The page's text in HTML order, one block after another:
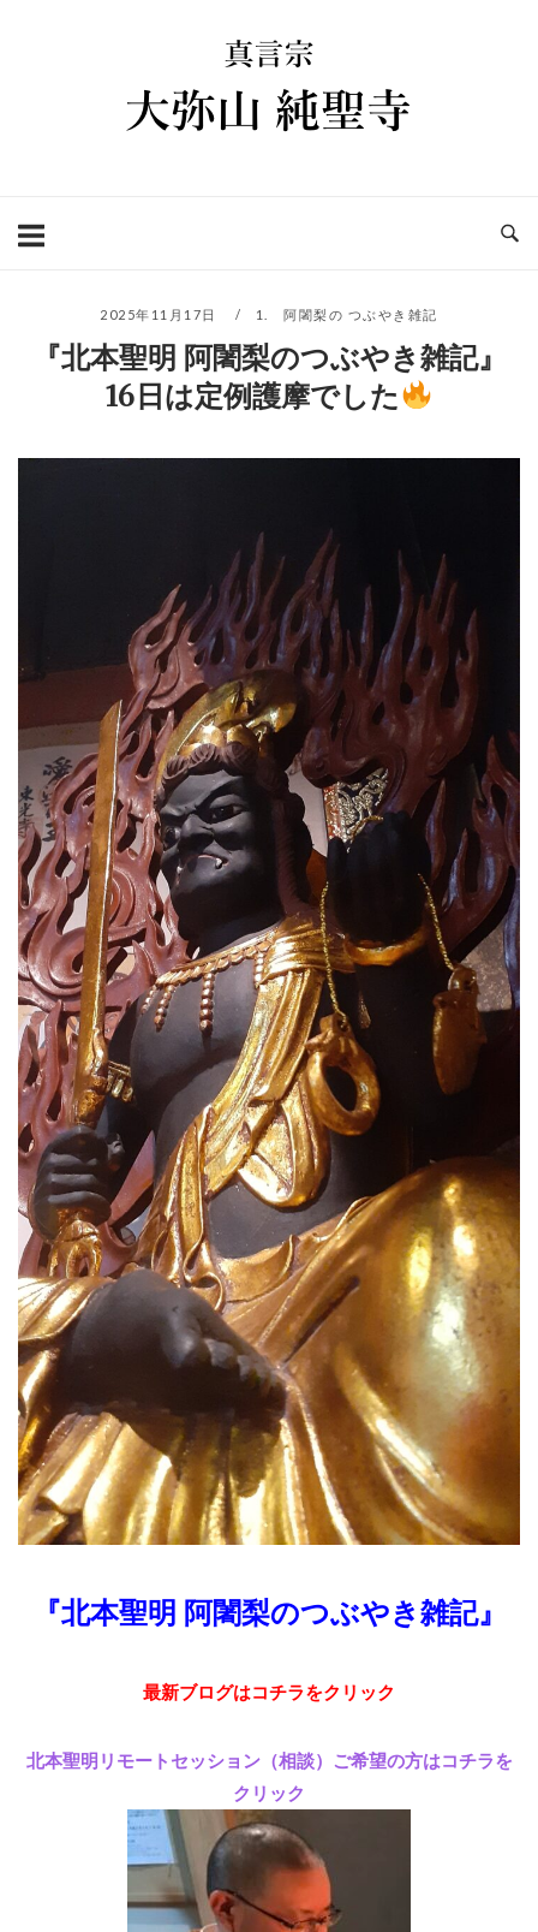
2025年11月17日 1. 阿闍梨の つぶやき雑記
『北本聖明 阿闍梨のつぶやき雑記』
16日は定例護摩でした
『北本聖明 阿闍梨のつぶやき雑記』
最新ブログはコチラをクリック
北本聖明リモートセッション（相談）ご希望の方はコチラを
クリック